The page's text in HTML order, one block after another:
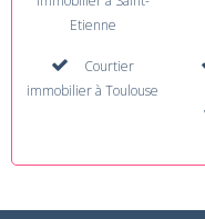
Etienne
Courtier
immobilier à Toulouse